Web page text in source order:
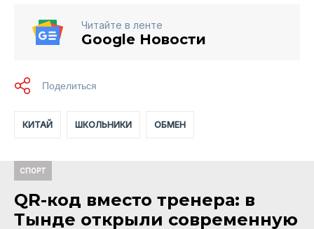
Читайте в ленте
Google Новости
КИТАЙ ШКОЛЬНИКИ ОБМЕН
СПОРТ
QR-код вместо тренера: в
Тынде открыли современную